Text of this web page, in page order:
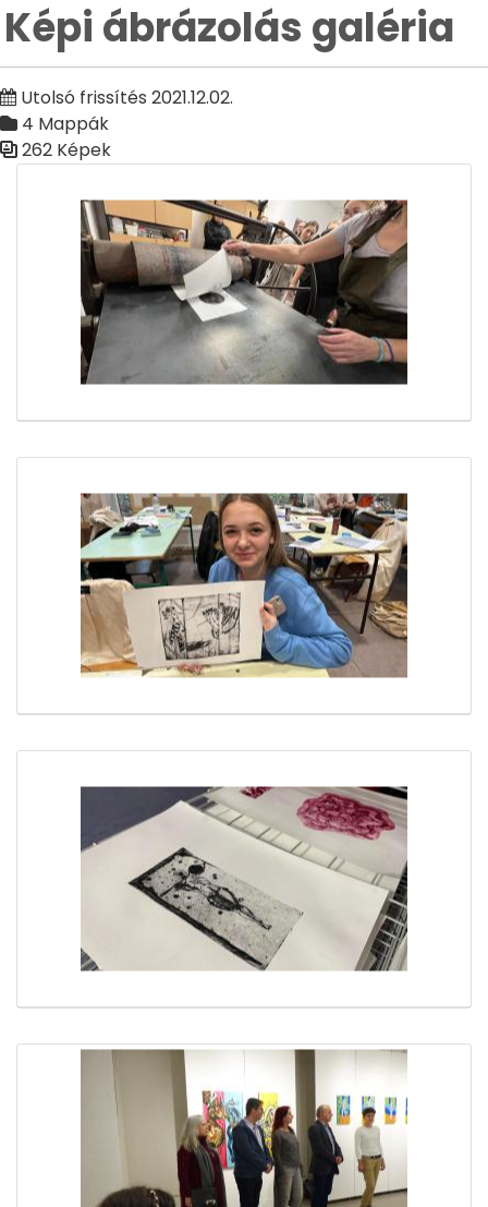
Képi ábrázolás galéria
Utolsó frissítés 2021.12.02.
4 Mappák
262 Képek